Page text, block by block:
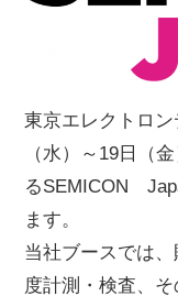
東京エレクトロン
（水）～19日（
るSEMICON
ます。
当社ブースでは
度計測・検査、